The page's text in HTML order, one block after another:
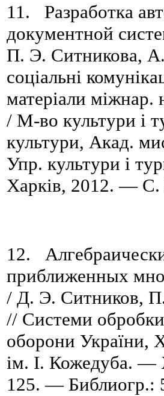
11. Разработка
документной
П. Э. Ситникова, А.
соціальні
матеріали
/ М-во культури і
культури, Акад.
Упр. культури і
Харків, 2012. — C.
12.
приближенных
/ Д. Э. Ситников,
// Системи
оборони України,
ім. І. Кожедуба.
125. — Библиогр.: